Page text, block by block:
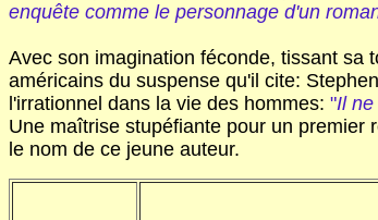
enquête comme le personnage d'un
Avec son imagination féconde, tissant sa
américains du suspense qu'il cite:
l'irrationnel dans la vie des hommes: "Il ne
Une maîtrise stupéfiante pour un premier
le nom de ce jeune auteur.